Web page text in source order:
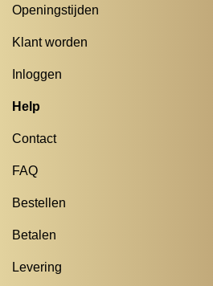
Openingstijden
Klant worden
Inloggen
Help
Contact
FAQ
Bestellen
Betalen
Levering